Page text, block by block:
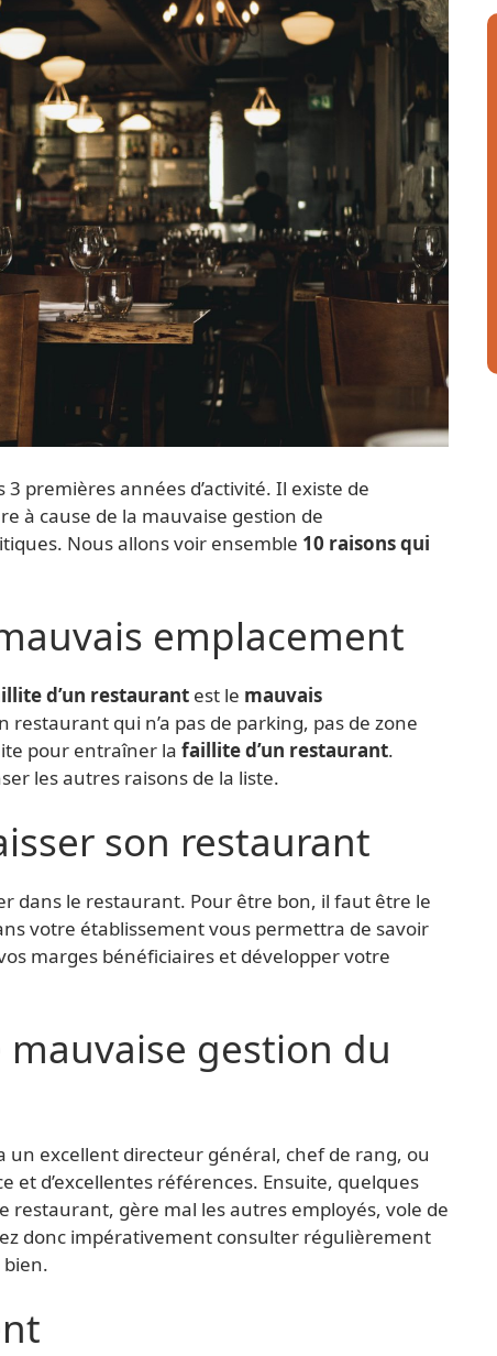
premières années d’activité. Il existe de
à cause de la mauvaise gestion de
Nous allons voir ensemble 10 raisons qui
emplacement
d’un restaurant est le mauvais
qui n’a pas de parking, pas de zone
pour entraîner la faillite d’un restaurant.
les autres raisons de la liste.
son restaurant
dans le restaurant. Pour être bon, il faut être le
votre établissement vous permettra de savoir
marges bénéficiaires et développer votre
gestion du
un excellent directeur général, chef de rang, ou
et d’excellentes références. Ensuite, quelques
restaurant, gère mal les autres employés, vole de
donc impérativement consulter régulièrement